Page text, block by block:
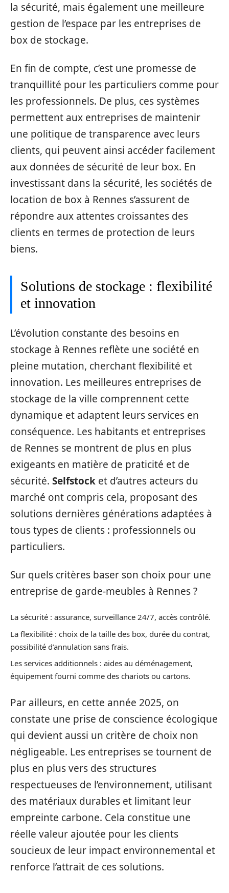
la sécurité, mais également une meilleure
gestion de l’espace par les entreprises de
box de stockage.
En fin de compte, c’est une promesse de
tranquillité pour les particuliers comme pour
les professionnels. De plus, ces systèmes
permettent aux entreprises de maintenir
une politique de transparence avec leurs
clients, qui peuvent ainsi accéder facilement
aux données de sécurité de leur box. En
investissant dans la sécurité, les sociétés de
location de box à Rennes s’assurent de
répondre aux attentes croissantes des
clients en termes de protection de leurs
biens.
Solutions de stockage : flexibilité
et innovation
L’évolution constante des besoins en
stockage à Rennes reflète une société en
pleine mutation, cherchant flexibilité et
innovation. Les meilleures entreprises de
stockage de la ville comprennent cette
dynamique et adaptent leurs services en
conséquence. Les habitants et entreprises
de Rennes se montrent de plus en plus
exigeants en matière de praticité et de
sécurité. Selfstock et d’autres acteurs du
marché ont compris cela, proposant des
solutions dernières générations adaptées à
tous types de clients : professionnels ou
particuliers.
Sur quels critères baser son choix pour une
entreprise de garde-meubles à Rennes ?
La sécurité : assurance, surveillance 24/7, accès contrôlé.
La flexibilité : choix de la taille des box, durée du contrat,
possibilité d’annulation sans frais.
Les services additionnels : aides au déménagement,
équipement fourni comme des chariots ou cartons.
Par ailleurs, en cette année 2025, on
constate une prise de conscience écologique
qui devient aussi un critère de choix non
négligeable. Les entreprises se tournent de
plus en plus vers des structures
respectueuses de l’environnement, utilisant
des matériaux durables et limitant leur
empreinte carbone. Cela constitue une
réelle valeur ajoutée pour les clients
soucieux de leur impact environnemental et
renforce l’attrait de ces solutions.